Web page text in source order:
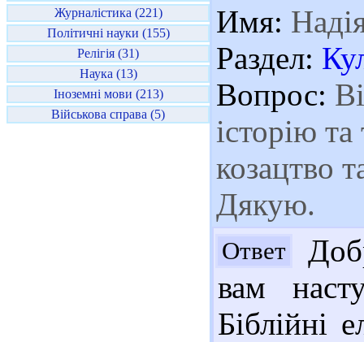
Журналістика (221)
Політичні науки (155)
Релігія (31)
Наука (13)
Іноземні мови (213)
Військова справа (5)
Имя:
Раздел:
Вопрос:
історію
козацтво
Дякую.
Ответ
вам
Біблійні